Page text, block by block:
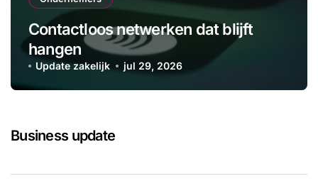
Contactloos netwerken dat blijft
hangen
Update zakelijk jul 29, 2026
Business update